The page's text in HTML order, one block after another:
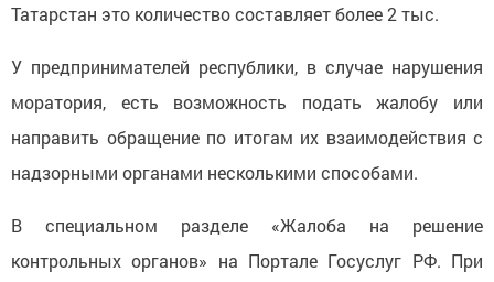
Татарстан это количество составляет более 2 тыс.
У предпринимателей республики, в случае нарушения
моратория, есть возможность подать жалобу или
направить обращение по итогам их взаимодействия с
надзорными органами несколькими способами.
В специальном разделе «Жалоба на решение
контрольных органов» на Портале Госуслуг РФ. При